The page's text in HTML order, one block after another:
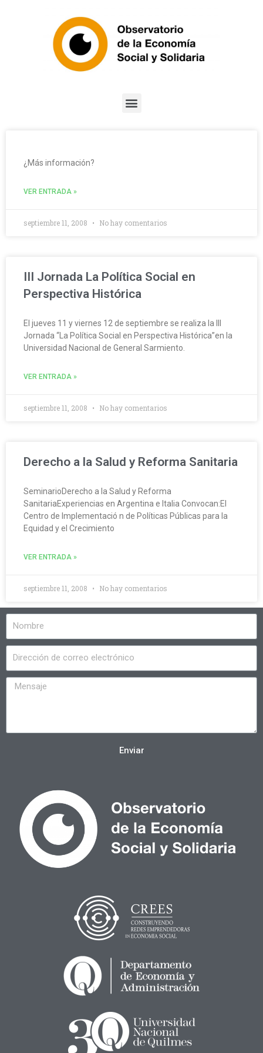
¿Más información?
VER ENTRADA »
septiembre 11, 2008 No hay comentarios
III Jornada La Política Social en
Perspectiva Histórica
El jueves 11 y viernes 12 de septiembre se realiza la III
Jornada “La Política Social en Perspectiva Histórica”en la
Universidad Nacional de General Sarmiento.
VER ENTRADA »
septiembre 11, 2008 No hay comentarios
Derecho a la Salud y Reforma Sanitaria
SeminarioDerecho a la Salud y Reforma
SanitariaExperiencias en Argentina e Italia Convocan:El
Centro de Implementació n de Políticas Públicas para la
Equidad y el Crecimiento
VER ENTRADA »
septiembre 11, 2008 No hay comentarios
Enviar